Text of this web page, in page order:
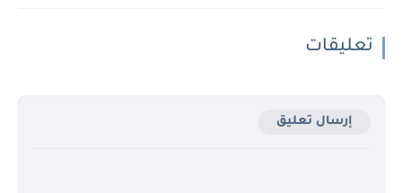
تعليقات
إرسال تعليق